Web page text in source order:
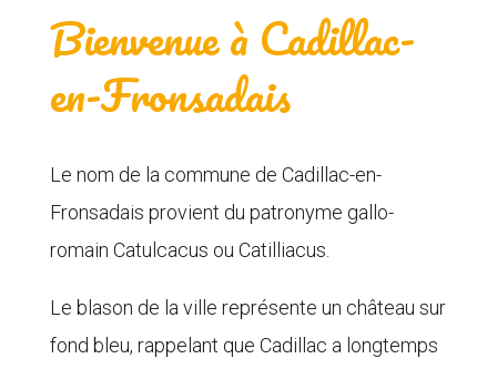
Bienvenue à Cadillac-
en-Fronsadais
Le nom de la commune de Cadillac-en-
Fronsadais provient du patronyme gallo-
romain Catulcacus ou Catilliacus.
Le blason de la ville représente un château sur
fond bleu, rappelant que Cadillac a longtemps